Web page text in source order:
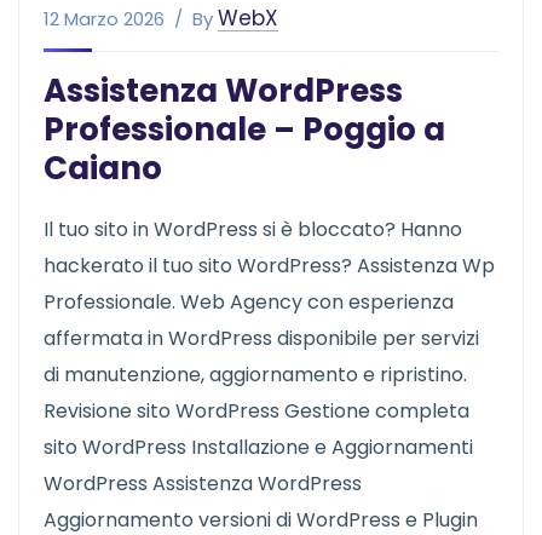
12 Marzo 2026 ByWebX
Assistenza WordPress
Professionale – Poggio a
Caiano
Il tuo sito in WordPress si è bloccato? Hanno
hackerato il tuo sito WordPress? Assistenza Wp
Professionale. Web Agency con esperienza
affermata in WordPress disponibile per servizi
di manutenzione, aggiornamento e ripristino.
Revisione sito WordPress Gestione completa
sito WordPress Installazione e Aggiornamenti
WordPress Assistenza WordPress
Aggiornamento versioni di WordPress e Plugin